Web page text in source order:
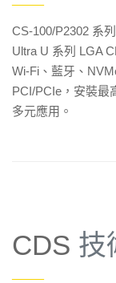
CS-100/P2302 系
Ultra U 系列 LGA
Wi-Fi、藍牙、
PCI/PCIe，安裝最
多元應用。
CDS 技
——